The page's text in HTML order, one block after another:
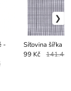
-
Síťovina šířka
99 Kč 141.43